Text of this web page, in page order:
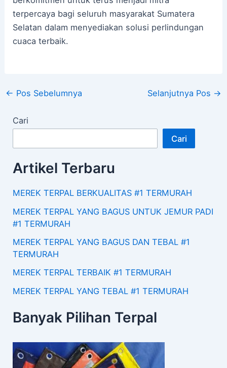
terpercaya bagi seluruh masyarakat Sumatera
Selatan dalam menyediakan solusi perlindungan
cuaca terbaik.
← Pos Sebelumnya Selanjutnya Pos →
Cari
Cari
Artikel Terbaru
MEREK TERPAL BERKUALITAS #1 TERMURAH
MEREK TERPAL YANG BAGUS UNTUK JEMUR PADI
#1 TERMURAH
MEREK TERPAL YANG BAGUS DAN TEBAL #1
TERMURAH
MEREK TERPAL TERBAIK #1 TERMURAH
MEREK TERPAL YANG TEBAL #1 TERMURAH
Banyak Pilihan Terpal